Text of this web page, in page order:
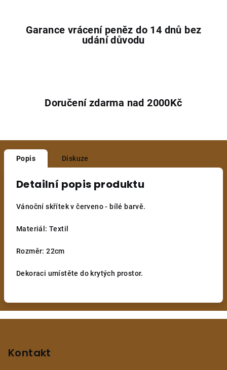
Garance vrácení peněz do 14 dnů bez
udání důvodu
Doručení zdarma nad 2000Kč
Popis Diskuze
Detailní popis produktu
Vánoční skřítek v červeno - bílé barvě.
Materiál: Textil
Rozměr: 22cm
Dekoraci umístěte do krytých prostor.
Kontakt